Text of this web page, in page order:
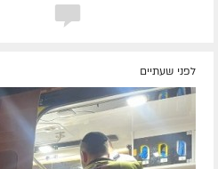
לפני שעתיים